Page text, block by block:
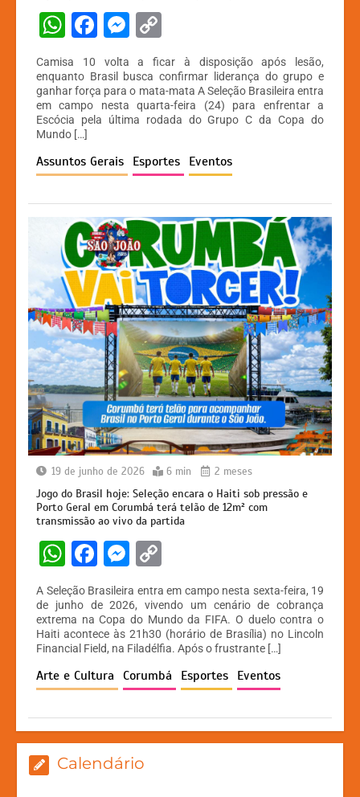
W
at
s
A
p
p
F
c
e
b
o
o
k
M
s
s
e
n
g
er
p
y
Li
n
k
Camisa 10 volta a ficar à disposição após lesão,
enquanto Brasil busca confirmar liderança do grupo e
ganhar força para o mata-mata A Seleção Brasileira entra
em campo nesta quarta-feira (24) para enfrentar a
Escócia pela última rodada do Grupo C da Copa do
Mundo […]
Assuntos Gerais Esportes Eventos
19 de junho de 2026 6 min 2 meses
Jogo do Brasil hoje: Seleção encara o Haiti sob pressão e
Porto Geral em Corumbá terá telão de 12m² com
transmissão ao vivo da partida
W
h
at
s
A
p
F
c
e
b
o
k
M
s
s
e
n
er
p
y
Li
n
A Seleção Brasileira entra em campo nesta sexta-feira, 19
de junho de 2026, vivendo um cenário de cobrança
extrema na Copa do Mundo da FIFA. O duelo contra o
Haiti acontece às 21h30 (horário de Brasília) no Lincoln
Financial Field, na Filadélfia. Após o frustrante […]
Arte e Cultura Corumbá Esportes Eventos
Calendário